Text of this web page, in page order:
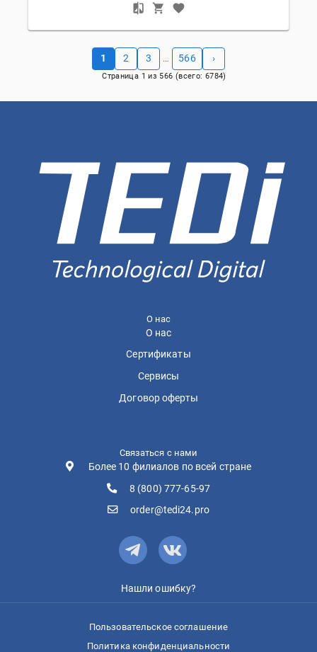
1 2 3 … 566 ›
Страница 1 из 566 (всего: 6784)
О нас
О нас
Сертификаты
Сервисы
Договор оферты
Связаться с нами
Более 10 филиалов по всей стране
8 (800) 777-65-97
order@tedi24.pro
Нашли ошибку?
Пользовательское соглашение
Политика конфиденциальности